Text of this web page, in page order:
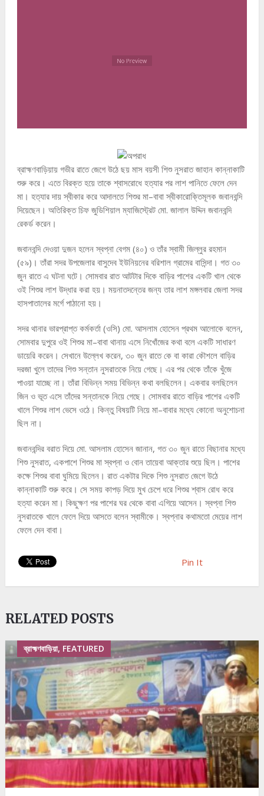
ব্রাহ্মণবাড়িয়ায় গভীর রাতে জেগে উঠে ছয় মাস বয়সী শিশু নুসরাত জাহান কান্নাকাটি
শুরু করে। এতে বিরক্ত হয়ে তাকে শ্বাসরোধে হত্যার পর লাশ পানিতে ফেলে দেন
মা। হত্যার দায় স্বীকার করে আদালতে শিশুর মা–বাবা স্বীকারোক্তিমূলক জবানবন্দি
দিয়েছেন। অতিরিক্ত চিফ জুডিশিয়াল ম্যাজিস্ট্রেট মো. জালাল উদ্দিন জবানবন্দি
রেকর্ড করেন।
জবানবন্দি দেওয়া দুজন হলেন স্বপ্না বেগম (৪০) ও তাঁর স্বামী জিল্লুর রহমান
(৫৯)। তাঁরা সদর উপজেলার বাসুদেব ইউনিয়নের বরিশাল গ্রামের বাসিন্দা। গত ৩০
জুন রাতে এ ঘটনা ঘটে। সোমবার রাত আটটার দিকে বাড়ির পাশের একটি খাল থেকে
ওই শিশুর লাশ উদ্ধার করা হয়। ময়নাতদন্তের জন্য তার লাশ মঙ্গলবার জেলা সদর
হাসপাতালের মর্গে পাঠানো হয়।
সদর থানার ভারপ্রাপ্ত কর্মকর্তা (ওসি) মো. আসলাম হোসেন প্রথম আলোকে বলেন,
সোমবার দুপুরে ওই শিশুর মা–বাবা থানায় এসে নিখোঁজের কথা বলে একটি সাধারণ
ডায়েরি করেন। সেখানে উল্লেখ করেন, ৩০ জুন রাতে কে বা কারা কৌশলে বাড়ির
দরজা খুলে তাদের শিশু সন্তান নুসরাতকে নিয়ে গেছে। এর পর থেকে তাঁকে খুঁজে
পাওয়া যাচ্ছে না। তাঁরা বিভিন্ন সময় বিভিন্ন কথা বলছিলেন। একবার বলছিলেন
জিন ও ভূত এসে তাঁদের সন্তানকে নিয়ে গেছে। সোমবার রাতে বাড়ির পাশের একটি
খালে শিশুর লাশ ভেসে ওঠে। কিন্তু বিষয়টি নিয়ে মা–বাবার মধ্যে কোনো অনুশোচনা
ছিল না।
জবানবন্দির বরাত দিয়ে মো. আসলাম হোসেন জানান, গত ৩০ জুন রাতে বিছানার মধ্যে
শিশু নুসরাত, একপাশে শিশুর মা স্বপ্না ও বোন তায়েবা আক্তার শুয়ে ছিল। পাশের
কক্ষে শিশুর বাবা ঘুমিয়ে ছিলেন। রাত একটার দিকে শিশু নুসরাত জেগে উঠে
কান্নাকাটি শুরু করে। সে সময় কাপড় দিয়ে মুখ চেপে ধরে শিশুর শ্বাস রোধ করে
হত্যা করেন মা। কিছুক্ষণ পর পাশের ঘর থেকে বাবা এগিয়ে আসেন। স্বপ্না শিশু
নুসরাতকে খালে ফেলে দিয়ে আসতে বলেন স্বামীকে। স্বপ্নার কথামতো মেয়ের লাশ
ফেলে দেন বাবা।
Pin It
RELATED POSTS
ব্রাহ্মণবাড়িয়া, FEATURED